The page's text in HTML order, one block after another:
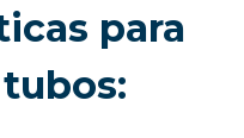
para